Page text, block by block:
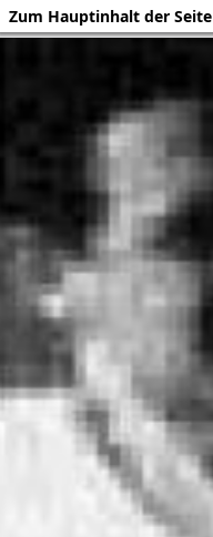
Zum Hauptinhalt der Seite